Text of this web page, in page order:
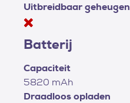
Uitbreidbaar geheugen
Batterij
Capaciteit
5820 mAh
Draadloos opladen